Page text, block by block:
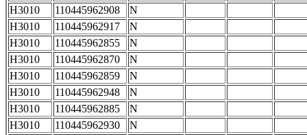
H3010
110445962908
N
H3010
110445962917
N
H3010
110445962855
N
H3010
110445962870
N
H3010
110445962859
N
H3010
110445962948
N
H3010
110445962885
N
H3010
110445962930
N